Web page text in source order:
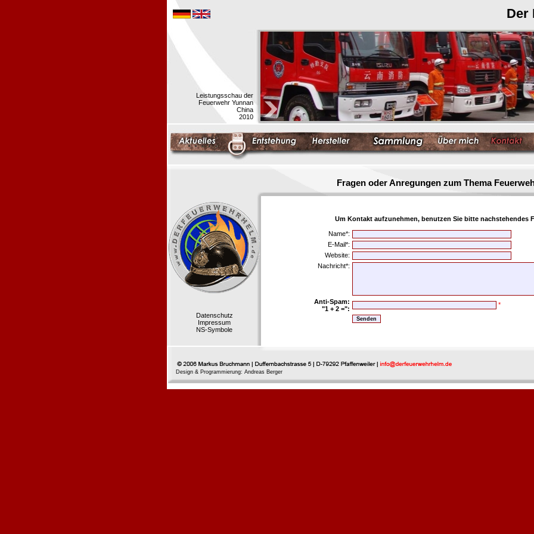
Der
Leistungsschau der
Feuerwehr Yunnan
China
2010
Fragen oder Anregungen zum Thema
Datenschutz
Impressum
NS-Symbole
Um Kontakt aufzunehmen, benutzen Sie bitte nachstehendes
Name*:
E-Mail*:
Website:
Nachricht*:
Anti-Spam:
"1 + 2 =":
*
Design & Programmierung: Andreas Berger